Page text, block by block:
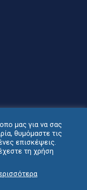
Ηλεκτρονικής
Κρήτης © 2024
μας για να σας
θυμόμαστε τις
επισκέψεις.
τη χρήση